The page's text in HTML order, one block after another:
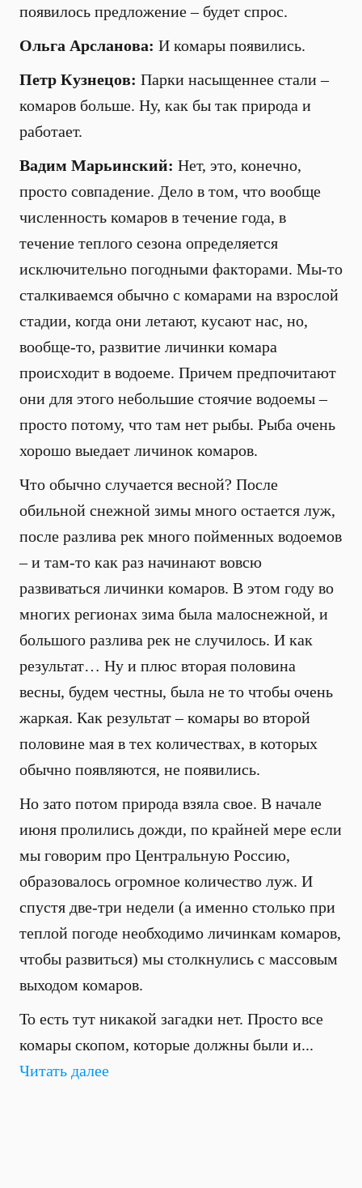
появилось предложение – будет спрос.
Ольга Арсланова: И комары появились.
Петр Кузнецов: Парки насыщеннее стали –
комаров больше. Ну, как бы так природа и
работает.
Вадим Марьинский: Нет, это, конечно,
просто совпадение. Дело в том, что вообще
численность комаров в течение года, в
течение теплого сезона определяется
исключительно погодными факторами. Мы-то
сталкиваемся обычно с комарами на взрослой
стадии, когда они летают, кусают нас, но,
вообще-то, развитие личинки комара
происходит в водоеме. Причем предпочитают
они для этого небольшие стоячие водоемы –
просто потому, что там нет рыбы. Рыба очень
хорошо выедает личинок комаров.
Что обычно случается весной? После
обильной снежной зимы много остается луж,
после разлива рек много пойменных водоемов
– и там-то как раз начинают вовсю
развиваться личинки комаров. В этом году во
многих регионах зима была малоснежной, и
большого разлива рек не случилось. И как
результат… Ну и плюс вторая половина
весны, будем честны, была не то чтобы очень
жаркая. Как результат – комары во второй
половине мая в тех количествах, в которых
обычно появляются, не появились.
Но зато потом природа взяла свое. В начале
июня пролились дожди, по крайней мере если
мы говорим про Центральную Россию,
образовалось огромное количество луж. И
спустя две-три недели (а именно столько при
теплой погоде необходимо личинкам комаров,
чтобы развиться) мы столкнулись с массовым
выходом комаров.
То есть тут никакой загадки нет. Просто все
комары скопом, которые должны были и...
Читать далее